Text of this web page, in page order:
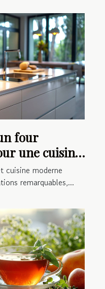
four
une cuisine
cuisine moderne
remarquables,...